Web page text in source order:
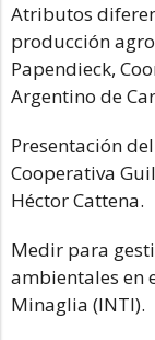
Atributos
producción
Papendieck,
Argentino de
Presentación
Cooperativa
Héctor Cattena.
Medir para
ambientales en
Minaglia (INTI).